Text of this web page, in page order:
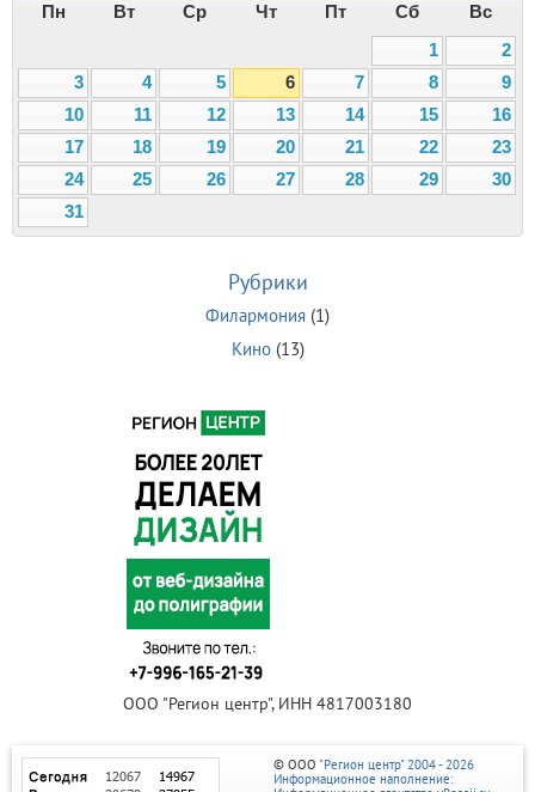
Пн Вт Ср Чт Пт Сб
Вс
1
2
3
4 5 6 7 8
9
10
11 12 13 14 15
16
17
18 19 20 21 22
23
24
25 26 27 28 29
30
31
Рубрики
Филармония (1)
Кино(13)
ООО "Регион центр", ИНН 4817003180
© ООО "Регион центр" 2004 - 2026
Информационное наполнение: